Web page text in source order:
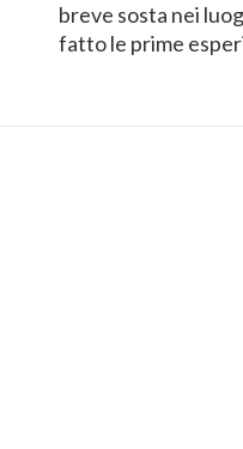
breve sosta nei
fatto le prime